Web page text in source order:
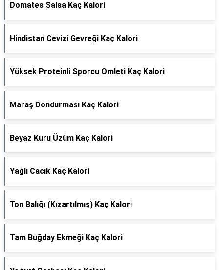
Domates Salsa Kaç Kalori
Hindistan Cevizi Gevreği Kaç Kalori
Yüksek Proteinli Sporcu Omleti Kaç Kalori
Maraş Dondurması Kaç Kalori
Beyaz Kuru Üzüm Kaç Kalori
Yağlı Cacık Kaç Kalori
Ton Balığı (Kızartılmış) Kaç Kalori
Tam Buğday Ekmeği Kaç Kalori